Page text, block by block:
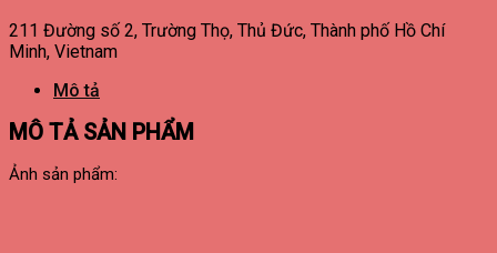
211 Đường số 2, Trường Thọ, Thủ Đức, Thành phố Hồ Chí
Minh, Vietnam
Mô tả
MÔ TẢ SẢN PHẨM
Ảnh sản phẩm: